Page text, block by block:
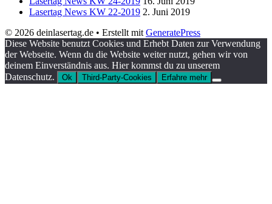
Lasertag News KW 22-2019 2. Juni 2019
© 2026 deinlasertag.de • Erstellt mitGeneratePress
Diese Website benutzt Cookies und Erhebt Daten zur Verwendung
der Webseite. Wenn du die Website weiter nutzt, gehen wir von
deinem Einverständnis aus. Hier kommst du zu unserem
Datenschutz.
Ok Third-Party-Cookies Erfahre mehr